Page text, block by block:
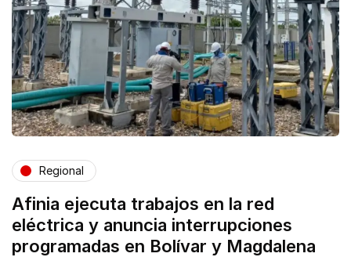
Regional
Afinia ejecuta trabajos en la red
eléctrica y anuncia interrupciones
programadas en Bolívar y Magdalena